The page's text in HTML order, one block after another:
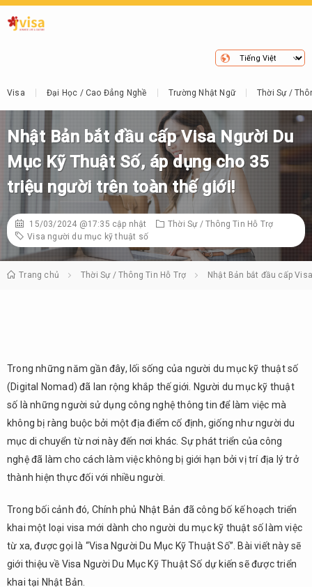
Visa Đại Học / Cao Đẳng Nghề Trường Nhật Ngữ Thời Sự /
Nhật Bản bắt đầu cấp Visa Người Du
Mục Kỹ Thuật Số, áp dụng cho 35
triệu người trên toàn thế giới!
15/03/2024 @17:35 cập nhật
Thời Sự / Thông Tin Hỗ Trợ
Visa người du mục kỹ thuật số
Trang chủ Thời Sự / Thông Tin Hỗ Trợ Nhật Bản bắt đầu cấp
Trong những năm gần đây, lối sống của người du mục kỹ thuật số
(Digital Nomad) đã lan rộng khắp thế giới. Người du mục kỹ thuật
số là những người sử dụng công nghệ thông tin để làm việc mà
không bị ràng buộc bởi một địa điểm cố định, giống như người du
mục di chuyển từ nơi này đến nơi khác. Sự phát triển của công
nghệ đã làm cho cách làm việc không bị giới hạn bởi vị trí địa lý trở
thành hiện thực đối với nhiều người.
Trong bối cảnh đó, Chính phủ Nhật Bản đã công bố kế hoạch triển
khai một loại visa mới dành cho người du mục kỹ thuật số làm việc
từ xa, được gọi là “Visa Người Du Mục Kỹ Thuật Số”. Bài viết này sẽ
giới thiệu về Visa Người Du Mục Kỹ Thuật Số dự kiến sẽ được triển
khai tại Nhật Bản.